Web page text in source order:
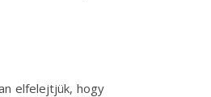
elfelejtjük, hogy